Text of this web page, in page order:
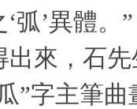
弧’異體。”
來，石先
”字主筆